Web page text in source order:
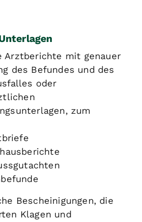
Arztberichte mit genauer
des Befundes und des
oder
zum
Bescheinigungen, die
Klagen und